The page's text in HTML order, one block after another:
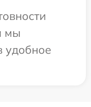
мы
удобное